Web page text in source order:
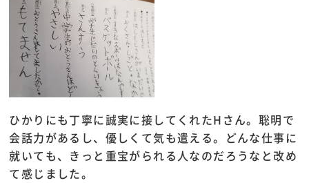
ひかりにも丁寧に誠実に接してくれたHさん。聡明で
会話力があるし、優しくて気も遣える。どんな仕事に
就いても、きっと重宝がられる人なのだろうなと改め
て感じました。